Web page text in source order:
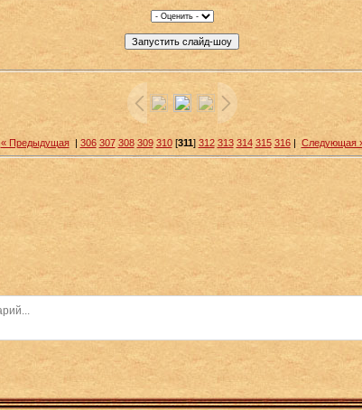
« Предыдущая| 306 307 308 309 310[311] 312 313 314 315 316| Следующая